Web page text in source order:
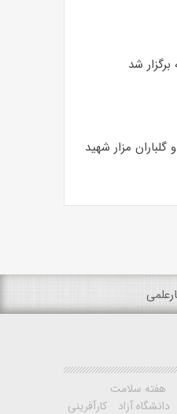
برگزار شد
مزار شهید
هفته سلامت
دانشگاه آزاد کارآفرینی